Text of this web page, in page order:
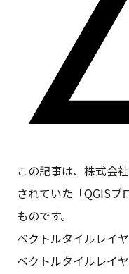
この記事は、株式会
されていた「QGISブ
ものです。
ベクトルタイルレイ
ベクトルタイルレイ